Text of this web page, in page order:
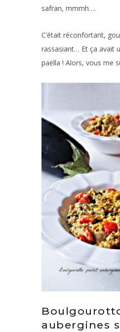
safran, mmmh….
C’était réconfortant,
rassasiant… Et ça avait
paëlla ! Alors, vous me
aubergines